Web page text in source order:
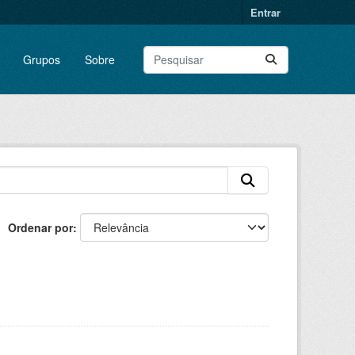
Entrar
Grupos Sobre
Ordenar por